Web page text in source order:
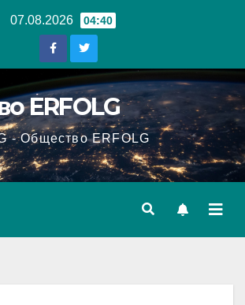
07.08.2026 04:40
ERFOLG
- Общество ERFOLG